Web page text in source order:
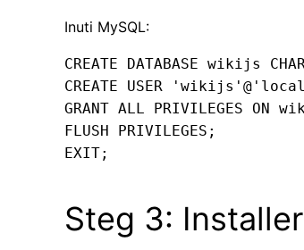
Inuti MySQL:
CREATE DATABASE wikijs
CREATE USER
GRANT ALL PRIVILEGES
FLUSH PRIVILEGES;
Steg 3: